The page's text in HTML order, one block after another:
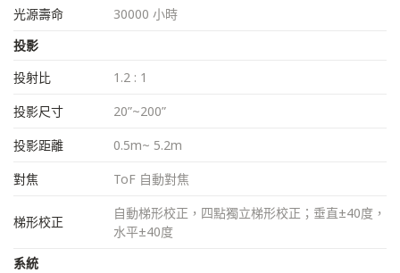
光源壽命
30000 小時
投影
投射比
1.2 : 1
投影尺寸
20”~200”
投影距離
0.5m~ 5.2m
對焦
ToF 自動對焦
梯形校正
自動梯形校正，四點獨立梯形校正；垂直±40度，
水平±40度
系統